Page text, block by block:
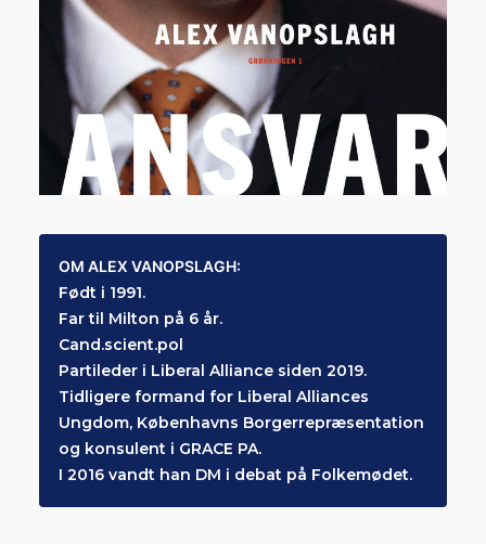
OM ALEX VANOPSLAGH:
Født i 1991.
Far til Milton på 6 år.
Cand.scient.pol
Partileder i Liberal Alliance siden 2019.
Tidligere formand for Liberal Alliances
Ungdom, Københavns Borgerrepræsentation
og konsulent i GRACE PA.
I 2016 vandt han DM i debat på Folkemødet.